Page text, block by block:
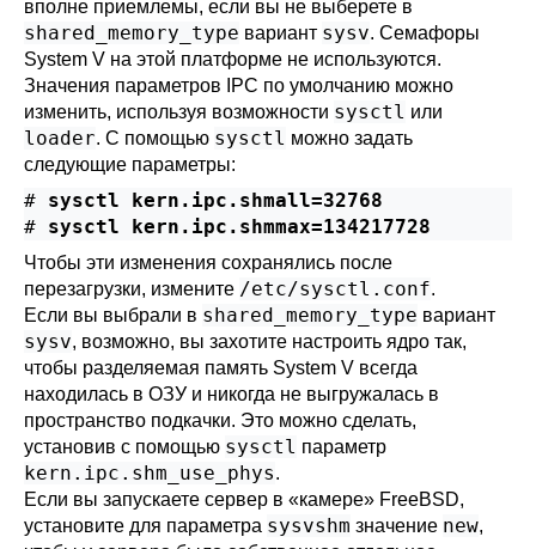
вполне приемлемы, если вы не выберете в
shared_memory_type вариант sysv. Семафоры
System V на этой платформе не используются.
Значения параметров IPC по умолчанию можно
изменить, используя возможности sysctl или
loader. С помощью sysctl можно задать
следующие параметры:
# sysctl kern.ipc.shmall=32768
# sysctl kern.ipc.shmmax=134217728
Чтобы эти изменения сохранялись после
перезагрузки, измените /etc/sysctl.conf.
Если вы выбрали в shared_memory_type вариант
sysv, возможно, вы захотите настроить ядро так,
чтобы разделяемая память System V всегда
находилась в ОЗУ и никогда не выгружалась в
пространство подкачки. Это можно сделать,
установив с помощью sysctl параметр
kern.ipc.shm_use_phys.
Если вы запускаете сервер в «камере» FreeBSD,
установите для параметра sysvshm значение new,